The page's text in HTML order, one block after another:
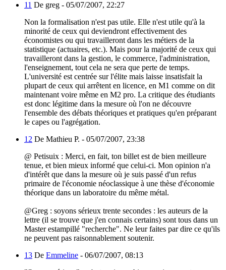
11 De greg - 05/07/2007, 22:27
Non la formalisation n'est pas utile. Elle n'est utile qu'à la
minorité de ceux qui deviendront effectivement des
économistes ou qui travailleront dans les métiers de la
statistique (actuaires, etc.). Mais pour la majorité de ceux qui
travailleront dans la gestion, le commerce, l'administration,
l'enseignement, tout cela ne sera que perte de temps.
L'université est centrée sur l'élite mais laisse insatisfait la
plupart de ceux qui arrêtent en licence, en M1 comme on dit
maintenant voire même en M2 pro. La critique des étudiants
est donc légitime dans la mesure où l'on ne découvre
l'ensemble des débats théoriques et pratiques qu'en préparant
le capes ou l'agrégation.
12 De Mathieu P. - 05/07/2007, 23:38
@ Petisuix : Merci, en fait, ton billet est de bien meilleure
tenue, et bien mieux informé que celui-ci. Mon opinion n'a
d'intérêt que dans la mesure où je suis passé d'un refus
primaire de l'économie néoclassique à une thèse d'économie
théorique dans un laboratoire du même métal.
@Greg : soyons sérieux trente secondes : les auteurs de la
lettre (il se trouve que j'en connais certains) sont tous dans un
Master estampillé "recherche". Ne leur faites par dire ce qu'ils
ne peuvent pas raisonnablement soutenir.
13 De Emmeline - 06/07/2007, 08:13